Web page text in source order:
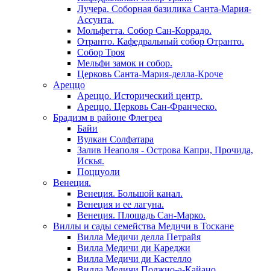
Лучера. Соборная базилика Санта-Мария-
Ассунта.
Мольфетта. Собор Сан-Коррадо.
Отранто. Кафедральный собор Отранто.
Собор Троя
Мельфи замок и собор.
Церковь Санта-Мария-делла-Кроче
Ареццо
Ареццо. Исторический центр.
Ареццо. Церковь Сан-Франческо.
Брадизм в районе Флегреа
Байи
Вулкан Солфатара
Залив Неаполя - Острова Капри, Прочида,
Искья.
Поццуоли
Венеция.
Венеция. Большой канал.
Венеция и ее лагуна.
Венеция. Площадь Сан-Марко.
Виллы и сады семейства Медичи в Тоскане
Вилла Медичи делла Петрайя
Вилла Медичи ди Кареджи
Вилла Медичи ди Кастелло